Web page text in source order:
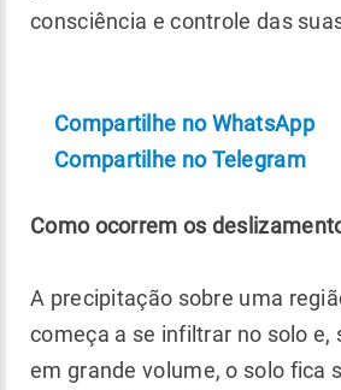
consciência e controle das
Compartilhe no WhatsApp
Compartilhe no Telegram
Como ocorrem os
A precipitação sobre uma
começa a se infiltrar no solo e,
em grande volume, o solo fica